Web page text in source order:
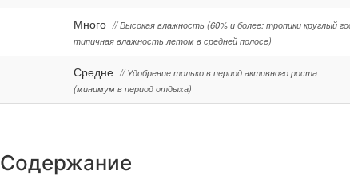
Много // Высокая влажность (60% и более: тропики круглый
типичная влажность летом в средней полосе)
Средне // Удобрение только в период активного роста
(минимум в период отдыха)
Содержание